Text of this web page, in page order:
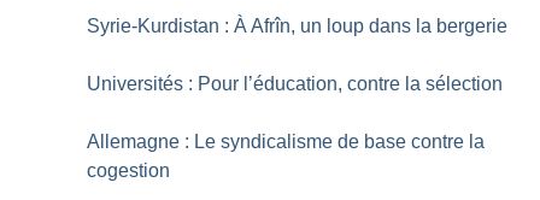
Syrie-Kurdistan : À Afrîn, un loup dans la bergerie
Universités : Pour l’éducation, contre la sélection
Allemagne : Le syndicalisme de base contre la
cogestion